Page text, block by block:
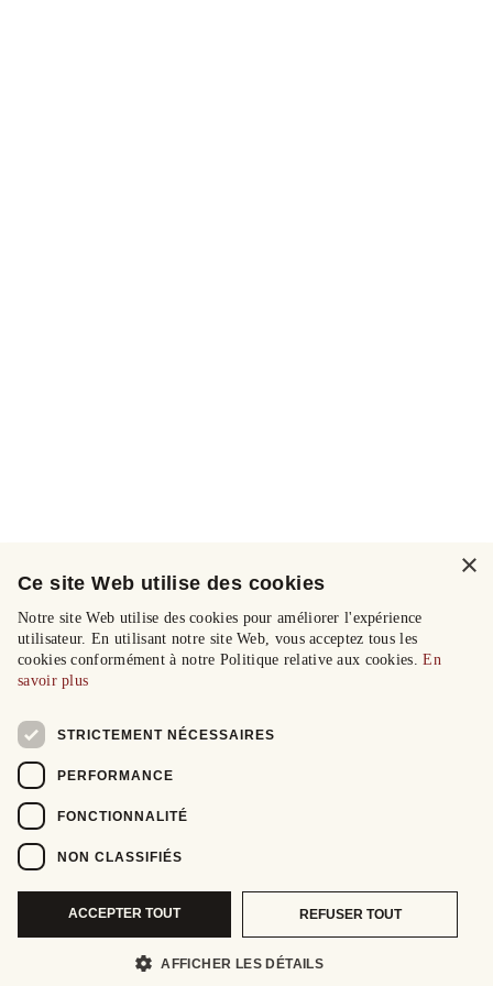
×
Ce site Web utilise des cookies
Notre site Web utilise des cookies pour améliorer l'expérience
utilisateur. En utilisant notre site Web, vous acceptez tous les
cookies conformément à notre Politique relative aux cookies.En
savoir plus
STRICTEMENT NÉCESSAIRES
PERFORMANCE
FONCTIONNALITÉ
NON CLASSIFIÉS
ACCEPTER TOUT REFUSER TOUT
AFFICHER LES DÉTAILS